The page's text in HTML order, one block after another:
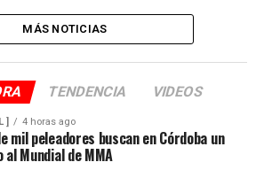
MÁS NOTICIAS
TENDENCIA VIDEOS
] 4 horas ago
mil peleadores buscan en Córdoba un
al Mundial de MMA